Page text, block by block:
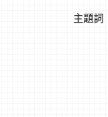
主題詞